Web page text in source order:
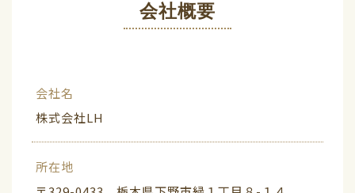
会社概要
会社名
株式会社LH
所在地